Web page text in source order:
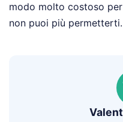
modo molto costoso
non puoi più permetterti.